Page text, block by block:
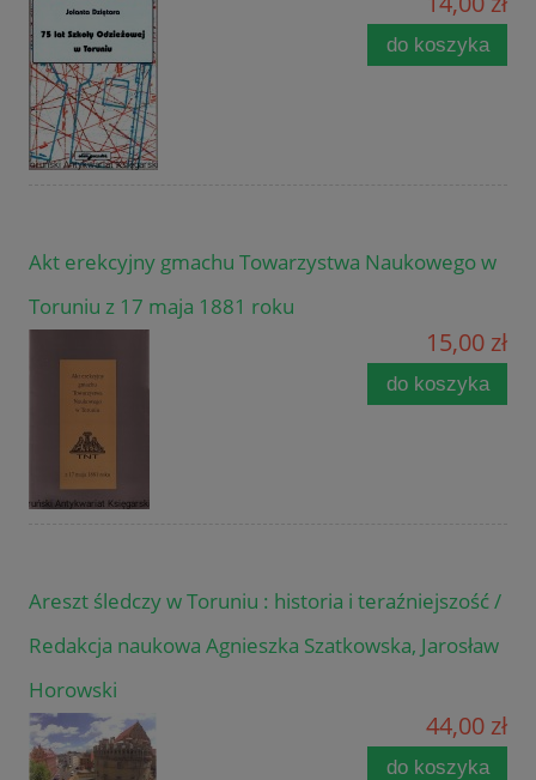
do koszyka
Akt erekcyjny gmachu Towarzystwa Naukowego w
Toruniu z 17 maja 1881 roku
15,00 zł
do koszyka
Areszt śledczy w Toruniu : historia i teraźniejszość /
Redakcja naukowa Agnieszka Szatkowska, Jarosław
Horowski
44,00 zł
do koszyka